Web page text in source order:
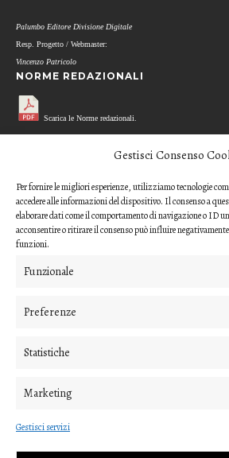
Gestisci Consenso
Per fornire le migliori esperienze, utilizziamo tecnologie
accedere alle informazioni del dispositivo. Il consenso a
elaborare dati come il comportamento di navigazione o ID
acconsentire o ritirare il consenso può influire
funzioni.
Funzionale
Preferenze
Statistiche
Marketing
Gestisci servizi
Palumbo Editore Divisione Digitale
Resp. Progetto / Webmaster:
Vincenzo Patricolo
NORME REDAZIONALI
Scarica le Norme redazionali.
MODELLO REFEREE
Scarica il questionario di valutazione
(modello per i referee)
CODICE ETICO
COME INVIARE UN CONTRIBUTO
(nipico47@gmail.com; angela.andrisano@unife.it)
e allasegreteria di redazione